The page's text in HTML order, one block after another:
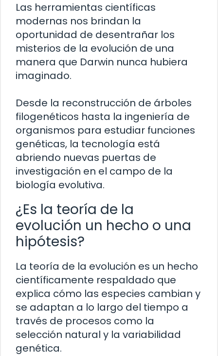
Las herramientas científicas
modernas nos brindan la
oportunidad de desentrañar los
misterios de la evolución de una
manera que Darwin nunca hubiera
imaginado.
Desde la reconstrucción de árboles
filogenéticos hasta la ingeniería de
organismos para estudiar funciones
genéticas, la tecnología está
abriendo nuevas puertas de
investigación en el campo de la
biología evolutiva.
¿Es la teoría de la
evolución un hecho o una
hipótesis?
La teoría de la evolución es un hecho
científicamente respaldado que
explica cómo las especies cambian y
se adaptan a lo largo del tiempo a
través de procesos como la
selección natural y la variabilidad
genética.